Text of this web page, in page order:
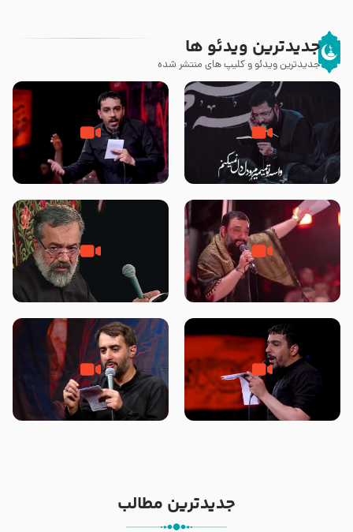
جدیدترین ویدئو ها
جدیدترین ویدئو و کلیپ های منتشر شده
مصداق کربلا – حاج حسین سیب
سرخی
شور ، حسینا! به‌ حق زهرا «أُنْظُرْ
إِلَینا» – عزاداری شب هفتم ماه
جانا جانا ابی عبدالله – کربلایی جواد
مقدم – شب هشتم محرم 1448 –
مادر منم مثل تو خمیدم – حاج
محمود کریمی – شهادت حضرت
هیئت رایة العباس علیه السلام
تک ، عبّاس، صاحب دل‌هاست –
حاج حنیف طاهری – عزاداری شب
من غلام نوکراتم من عاشق کربلاتم
– شور زمینه – شب هفتم – محرم
جدیدترین مطالب